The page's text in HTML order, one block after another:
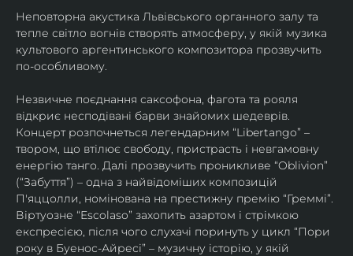
Неповторна акустика Львівського органного залу та
тепле світло вогнів створять атмосферу, у якій музика
культового аргентинського композитора прозвучить
по-особливому.
Незвичне поєднання саксофона, фагота та рояля
відкриє несподівані барви знайомих шедеврів.
Концерт розпочнеться легендарним “Libertango” –
твором, що втілює свободу, пристрасть і невгамовну
енергію танго. Далі прозвучить проникливе “Oblivion”
(“Забуття”) – одна з найвідоміших композицій
П'яццолли, номінована на престижну премію “Греммі”.
Віртуозне “Escolaso” захопить азартом і стрімкою
експресією, після чого слухачі поринуть у цикл “Пори
року в Буенос-Айресі” – музичну історію, у якій